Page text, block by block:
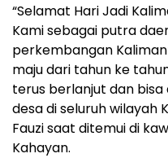
“Selamat Hari Jadi
Kami sebagai putra
perkembangan
maju dari tahun ke
terus berlanjut dan
desa di seluruh wilayah
Fauzi saat ditemui di
Kahayan.